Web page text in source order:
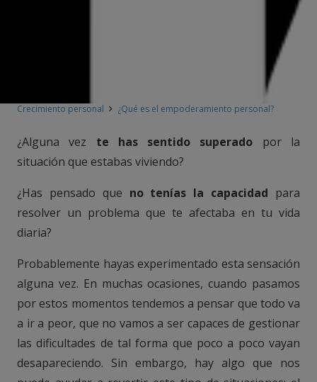
Crecimiento personal ¿Qué es el empoderamiento personal?
¿Alguna vez te has sentido superado por la
situación que estabas viviendo?
¿Has pensado que no tenías la capacidad para
resolver un problema que te afectaba en tu vida
diaria?
Probablemente hayas experimentado esta sensación
alguna vez. En muchas ocasiones, cuando pasamos
por estos momentos tendemos a pensar que todo va
a ir a peor, que no vamos a ser capaces de gestionar
las dificultades de tal forma que poco a poco vayan
desapareciendo. Sin embargo, hay algo que nos